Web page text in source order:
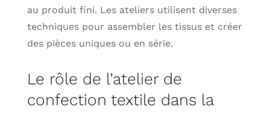
au produit fini. Les ateliers utilisent diverses
techniques pour assembler les tissus et créer
des pièces uniques ou en série.
Le rôle de l’atelier de
confection textile dans la